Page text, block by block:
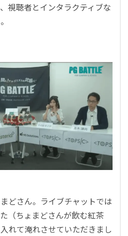
視聴者とインタラクティブな
どさん。ライブチャットでは
（ちょまどさんが飲む紅茶
れて淹れさせていただきまし